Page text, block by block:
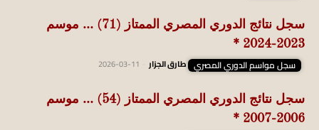
سجل نتائج الدوري المصري الممتاز (71) … موسم
2023-2024 *
سجل مواسم الدوري المصري طارق الجزار 2026-03-11
سجل نتائج الدوري المصري الممتاز (54) … موسم
2006-2007 *